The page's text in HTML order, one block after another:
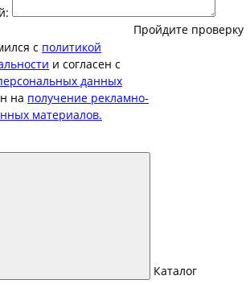
Пройдите проверку
с политикой
и согласен с
данных
на получение рекламно-
материалов.
Каталог